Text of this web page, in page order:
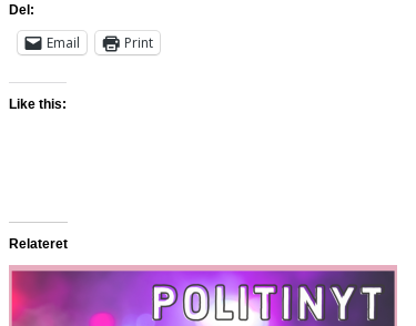
Del:
Email Print
Like this:
Relateret